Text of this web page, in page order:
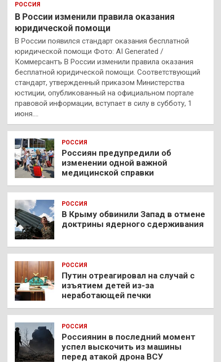
РОССИЯ
В России изменили правила оказания
юридической помощи
В России появился стандарт оказания бесплатной
юридической помощи Фото: AI Generated /
Коммерсантъ В России изменили правила оказания
бесплатной юридической помощи. Соответствующий
стандарт, утвержденный приказом Министерства
юстиции, опубликованный на официальном портале
правовой информации, вступает в силу в субботу, 1
июня.…
РОССИЯ
Россиян предупредили об
изменении одной важной
медицинской справки
РОССИЯ
В Крыму обвинили Запад в отмене
доктрины ядерного сдерживания
РОССИЯ
Путин отреагировал на случай с
изъятием детей из-за
неработающей печки
РОССИЯ
Россиянин в последний момент
успел выскочить из машины
перед атакой дрона ВСУ